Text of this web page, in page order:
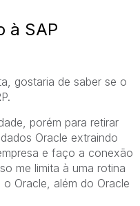
à SAP
gostaria de saber se o
porém para retirar
Oracle extraindo
e faço a conexão
me limita à uma rotina
Oracle, além do Oracle